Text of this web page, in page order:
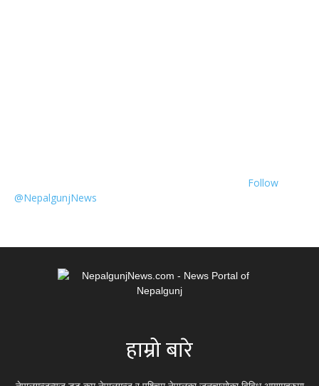
Follow
@NepalgunjNews
हाम्रो बारे